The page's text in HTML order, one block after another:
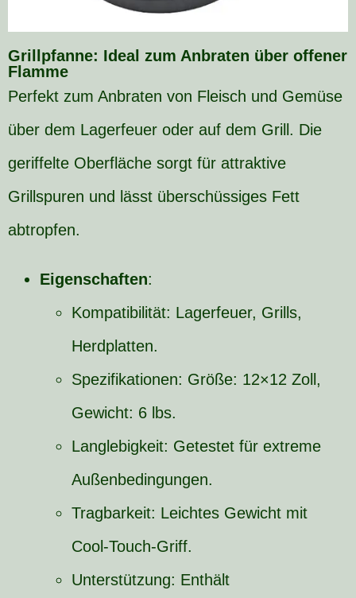
Grillpfanne: Ideal zum Anbraten über offener
Flamme
Perfekt zum Anbraten von Fleisch und Gemüse
über dem Lagerfeuer oder auf dem Grill. Die
geriffelte Oberfläche sorgt für attraktive
Grillspuren und lässt überschüssiges Fett
abtropfen.
Eigenschaften:
Kompatibilität: Lagerfeuer, Grills,
Herdplatten.
Spezifikationen: Größe: 12×12 Zoll,
Gewicht: 6 lbs.
Langlebigkeit: Getestet für extreme
Außenbedingungen.
Tragbarkeit: Leichtes Gewicht mit
Cool-Touch-Griff.
Unterstützung: Enthält